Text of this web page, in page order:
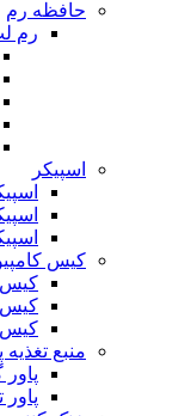
حافظه رم
رم
اسپیکر
کیس
کیس
کیس
کیس
منبع تغذیه‌